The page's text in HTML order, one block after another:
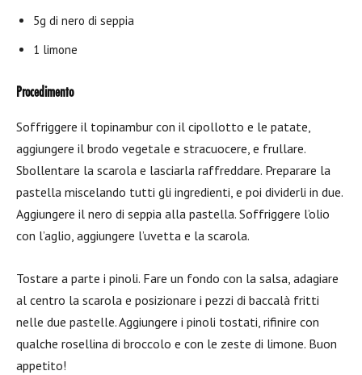
5g di nero di seppia
1 limone
Procedimento
Soffriggere il topinambur con il cipollotto e le patate,
aggiungere il brodo vegetale e stracuocere, e frullare.
Sbollentare la scarola e lasciarla raffreddare. Preparare la
pastella miscelando tutti gli ingredienti, e poi dividerli in due.
Aggiungere il nero di seppia alla pastella. Soffriggere l’olio
con l’aglio, aggiungere l’uvetta e la scarola.
Tostare a parte i pinoli. Fare un fondo con la salsa, adagiare
al centro la scarola e posizionare i pezzi di baccalà fritti
nelle due pastelle. Aggiungere i pinoli tostati, rifinire con
qualche rosellina di broccolo e con le zeste di limone. Buon
appetito!